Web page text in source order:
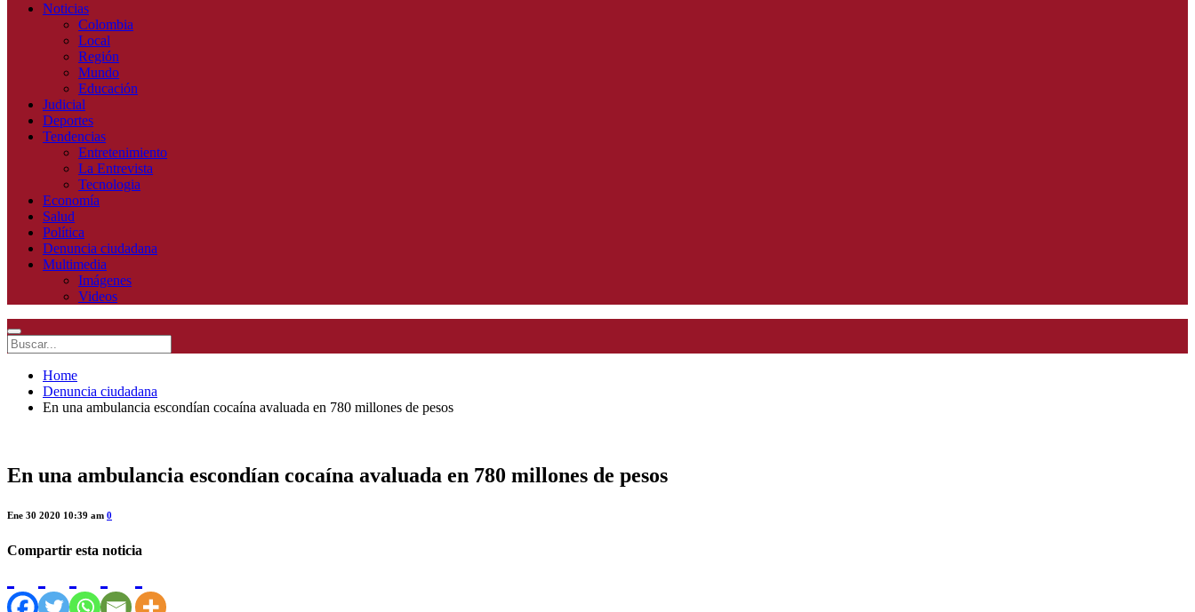
Noticias
Colombia
Local
Región
Mundo
Educación
Judicial
Deportes
Tendencias
Entretenimiento
La Entrevista
Tecnologia
Economía
Salud
Política
Denuncia ciudadana
Multimedia
Imágenes
Videos
Home
Denuncia ciudadana
En una ambulancia escondían cocaína avaluada en 780 millones de pesos
En una ambulancia escondían cocaína avaluada en 780 millones de pesos
Ene 30 2020 10:39 am 0
Compartir esta noticia